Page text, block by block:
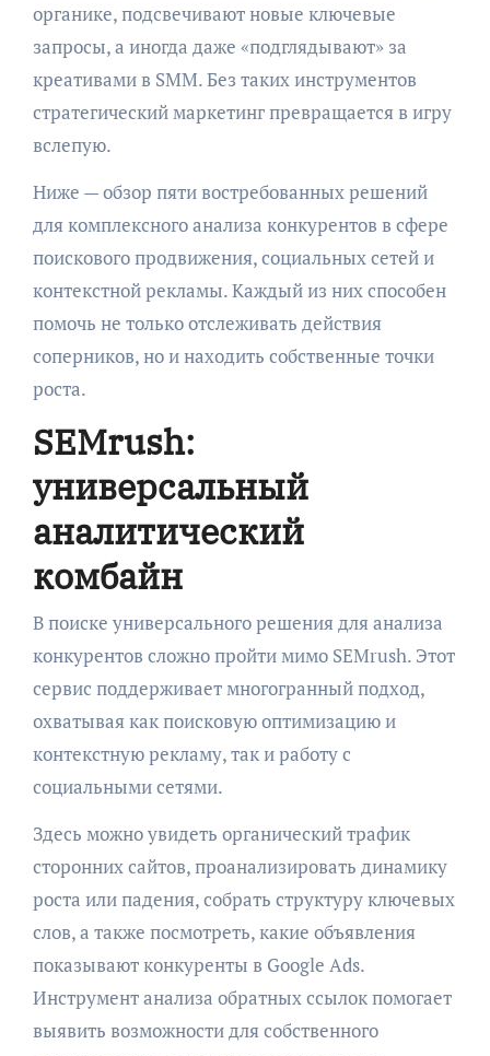
органике, подсвечивают новые ключевые
запросы, а иногда даже «подглядывают» за
креативами в SMM. Без таких инструментов
стратегический маркетинг превращается в игру
вслепую.
Ниже — обзор пяти востребованных решений
для комплексного анализа конкурентов в сфере
поискового продвижения, социальных сетей и
контекстной рекламы. Каждый из них способен
помочь не только отслеживать действия
соперников, но и находить собственные точки
роста.
SEMrush:
универсальный
аналитический
комбайн
В поиске универсального решения для анализа
конкурентов сложно пройти мимо SEMrush. Этот
сервис поддерживает многогранный подход,
охватывая как поисковую оптимизацию и
контекстную рекламу, так и работу с
социальными сетями.
Здесь можно увидеть органический трафик
сторонних сайтов, проанализировать динамику
роста или падения, собрать структуру ключевых
слов, а также посмотреть, какие объявления
показывают конкуренты в Google Ads.
Инструмент анализа обратных ссылок помогает
выявить возможности для собственного